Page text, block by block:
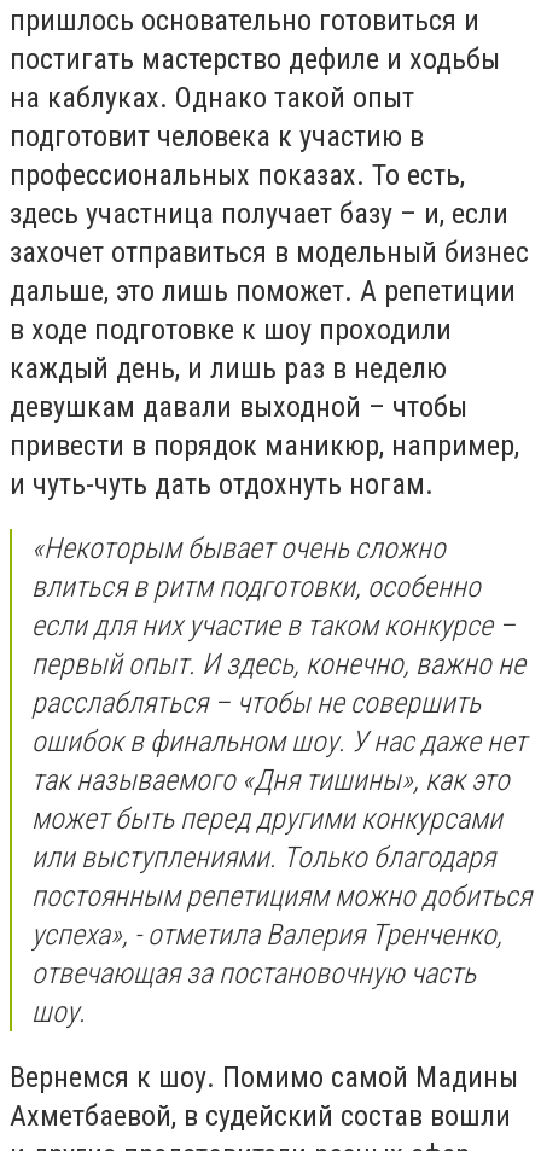
пришлось основательно готовиться и
постигать мастерство дефиле и ходьбы
на каблуках. Однако такой опыт
подготовит человека к участию в
профессиональных показах. То есть,
здесь участница получает базу – и, если
захочет отправиться в модельный бизнес
дальше, это лишь поможет. А репетиции
в ходе подготовке к шоу проходили
каждый день, и лишь раз в неделю
девушкам давали выходной – чтобы
привести в порядок маникюр, например,
и чуть-чуть дать отдохнуть ногам.
«Некоторым бывает очень сложно
влиться в ритм подготовки, особенно
если для них участие в таком конкурсе –
первый опыт. И здесь, конечно, важно не
расслабляться – чтобы не совершить
ошибок в финальном шоу. У нас даже нет
так называемого «Дня тишины», как это
может быть перед другими конкурсами
или выступлениями. Только благодаря
постоянным репетициям можно добиться
успеха», - отметила Валерия Тренченко,
отвечающая за постановочную часть
шоу.
Вернемся к шоу. Помимо самой Мадины
Ахметбаевой, в судейский состав вошли